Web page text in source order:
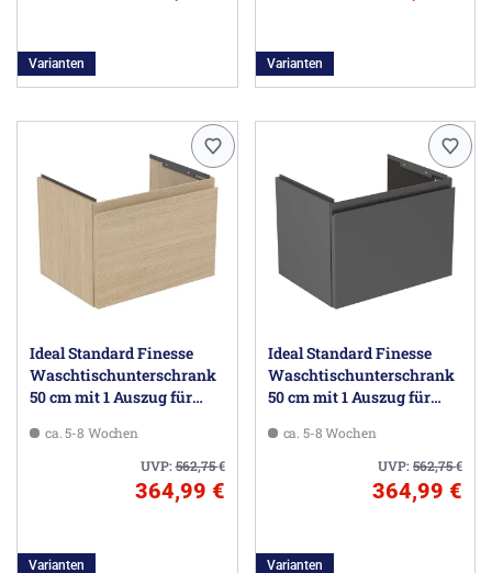
Varianten Varianten
Ideal Standard Finesse
Waschtischunterschrank
50 cm mit 1 Auszug für
ca. 5-8 Wochen
UVP:562,75€
364,99 €
Varianten
Ideal Standard Finesse
Waschtischunterschrank
50 cm mit 1 Auszug für
ca. 5-8 Wochen
UVP:562,75€
364,99 €
Varianten